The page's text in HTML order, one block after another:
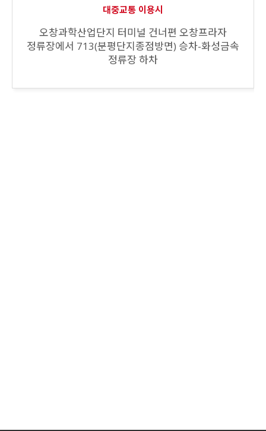
대중교통 이용시
오창과학산업단지 터미널 건너편 오창프라자
정류장에서 713(분평단지종점방면) 승차-화성금속
정류장 하차